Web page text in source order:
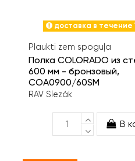
доставка в течение
Plaukti zem spoguļa
Полка COLORADO из
600 мм - бронзовый,
COA0900/60SM
RAV Slezák
В